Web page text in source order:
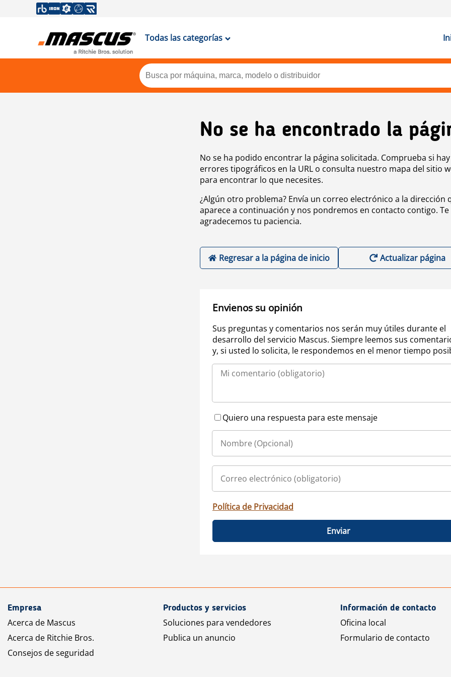
Todas las categorías
No se ha encontrado la
No se ha podido encontrar la página solicitada. Comprueba si hay
errores tipográficos en la URL o consulta nuestro mapa del sitio
para encontrar lo que necesites.
¿Algún otro problema? Envía un correo electrónico a la dirección
aparece a continuación y nos pondremos en contacto contigo. Te
agradecemos tu paciencia.
Regresar a la página de inicio Actualizar página
Envienos su opinión
Sus preguntas y comentarios nos serán muy útiles durante el
desarrollo del servicio Mascus. Siempre leemos sus
y, si usted lo solicita, le respondemos en el menor tiempo
Quiero una respuesta para este mensaje
Política de Privacidad
Enviar
Empresa
Acerca de Mascus
Acerca de Ritchie Bros.
Consejos de seguridad
Productos y servicios
Soluciones para vendedores
Publica un anuncio
Información de contacto
Oficina local
Formulario de contacto